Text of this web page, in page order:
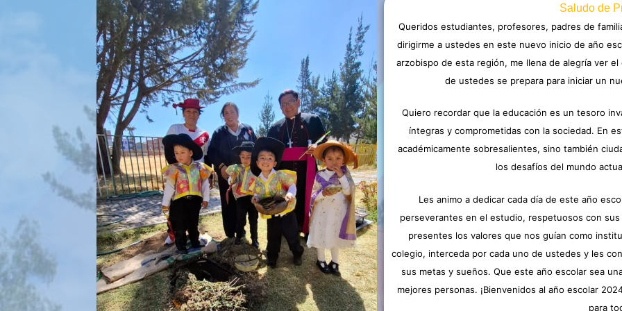
Saludo de
Queridos estudiantes, profesores, padres de
dirigirme a ustedes en este nuevo inicio de año
arzobispo de esta región, me llena de alegría ver
de ustedes se prepara para iniciar un
Quiero recordar que la educación es un tesoro
íntegras y comprometidas con la sociedad. En
académicamente sobresalientes, sino también
los desafíos del mundo
Les animo a dedicar cada día de este año
perseverantes en el estudio, respetuosos con
presentes los valores que nos guían como
colegio, interceda por cada uno de ustedes y les
sus metas y sueños. Que este año escolar sea
mejores personas. ¡Bienvenidos al año escolar
para